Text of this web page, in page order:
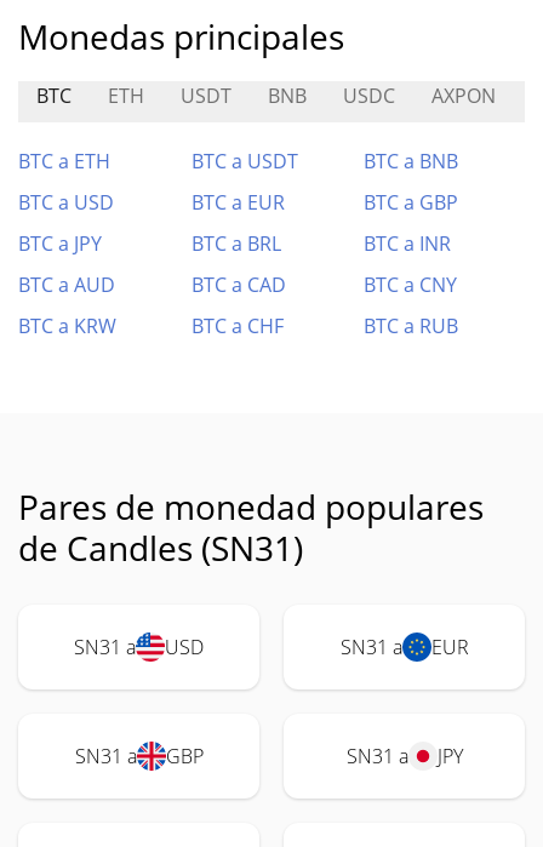
Monedas principales
BTC ETH USDT BNB USDC AXPON
BTC a ETH BTC a USDT
BTC a BNB
BTC a USD
BTC a EUR
BTC a GBP
BTC a JPY
BTC a BRL
BTC a INR
BTC a AUD
BTC a CAD
BTC a CNY
BTC a KRW
BTC a CHF BTC a RUB
Pares de monedad populares
de Candles (SN31)
SN31 a USD SN31 a EUR
SN31 a GBP SN31 a JPY